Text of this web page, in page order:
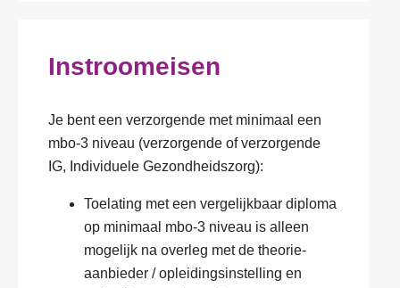
Instroomeisen
Je bent een verzorgende met minimaal een
mbo-3 niveau (verzorgende of verzorgende
IG, Individuele Gezondheidszorg):
Toelating met een vergelijkbaar diploma
op minimaal mbo-3 niveau is alleen
mogelijk na overleg met de theorie-
aanbieder / opleidingsinstelling en